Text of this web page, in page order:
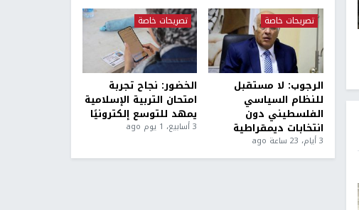
تصريحات خاصة
الرجوب: لا مستقبل
للنظام السياسي
الفلسطيني دون
انتخابات ديمقراطية
3 أيام، 23 ساعة ago
تصريحات خاصة
الخضور: نجاح تجربة
امتحان التربية الإسلامية
يمهد للتوسع إلكترونيًا
3 أسابيع، 1 يوم ago